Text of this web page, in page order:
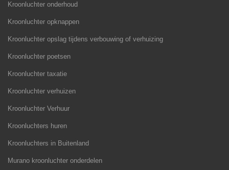
Kroonluchter onderhoud
Kroonluchter opknappen
Kroonluchter opslag tijdens verbouwing of verhuizing
Kroonluchter poetsen
Kroonluchter taxatie
Kroonluchter verhuizen
Kroonluchter Verhuur
Kroonluchters huren
Kroonluchters in Buitenland
Murano kroonluchter onderdelen